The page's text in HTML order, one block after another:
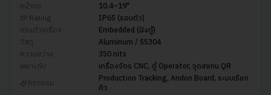
หน้าจอ
10.4–19"
IP Rating
IP65 (รอบตัว)
ทรงตัวเครื่อง
Embedded (ฝังตู้)
วัสดุ
Aluminum / SS304
ความสว่าง
350 nits
เหมาะกับ
เครื่องจักร CNC, ตู้ Operator, จุดสแกน QR
กิจกรรม
Production Tracking, Andon Board, ระบบเรียก
คิว